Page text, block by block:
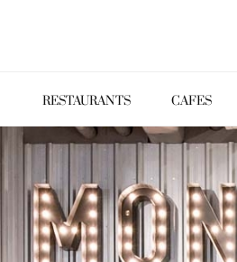
RESTAURANTS CAFES